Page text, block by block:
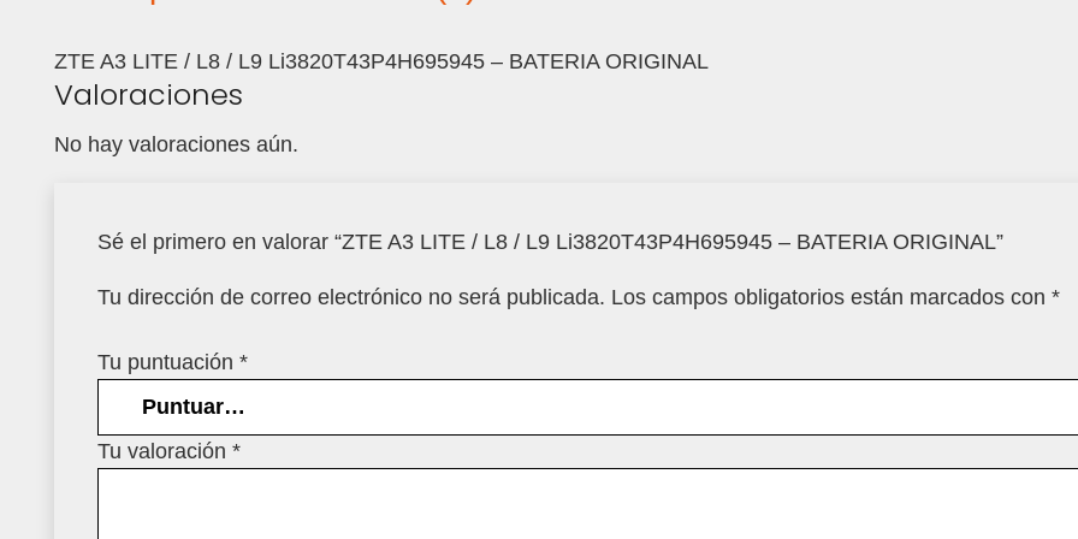
ZTE A3 LITE / L8 / L9 Li3820T43P4H695945 – BATERIA ORIGINAL
Valoraciones
No hay valoraciones aún.
Sé el primero en valorar “ZTE A3 LITE / L8 / L9 Li3820T43P4H695945 – BATERIA ORIGINAL”
Tu dirección de correo electrónico no será publicada. Los campos obligatorios están marcados con *
Tu puntuación *
Tu valoración *